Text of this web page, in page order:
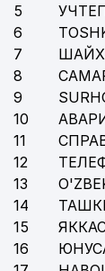
5
6
7
8
9
10
11
12
13
14
15
16